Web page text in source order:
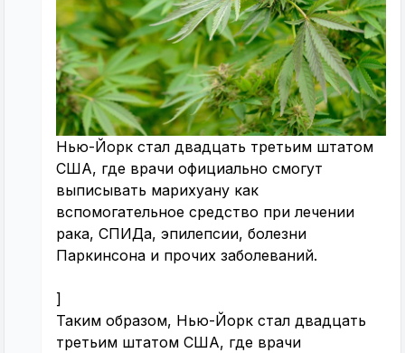
Нью-Йорк стал двадцать третьим штатом
США, где врачи официально смогут
выписывать марихуану как
вспомогательное средство при лечении
рака, СПИДа, эпилепсии, болезни
Паркинсона и прочих заболеваний.
]
Таким образом, Нью-Йорк стал двадцать
третьим штатом США, где врачи